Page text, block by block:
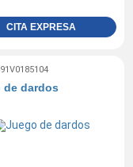
CITA EXPRESA
de dardos